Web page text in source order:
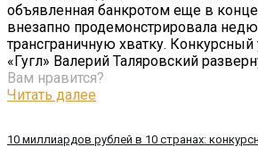
10 миллиардов рублей в 10 странах:
объявленная банкротом еще в
внезапно продемонстрировала
трансграничную хватку.
«Гугл» Валерий Таляровский
Вам нравится?
Читать далее